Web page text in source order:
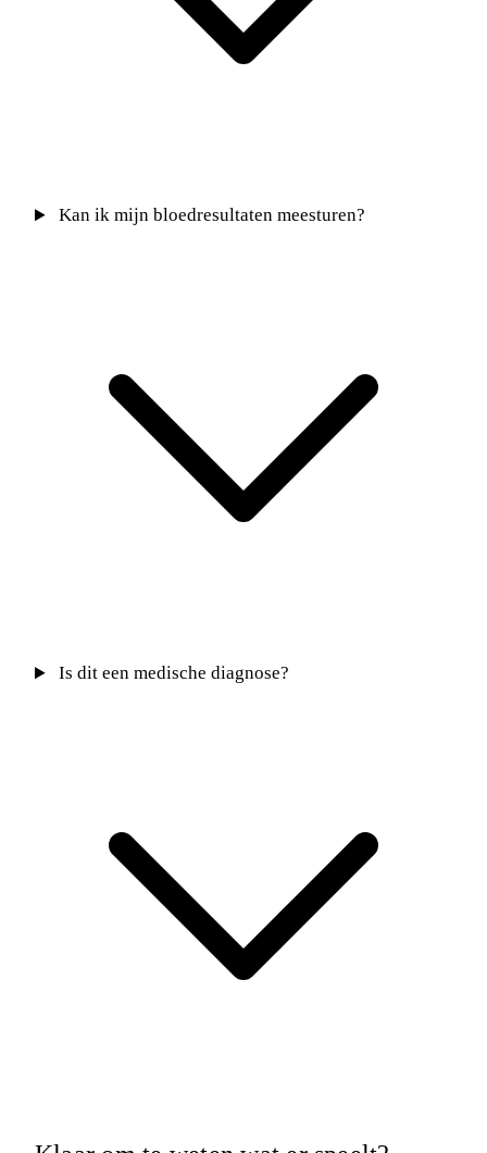
Kan ik mijn bloedresultaten meesturen?
Is dit een medische diagnose?